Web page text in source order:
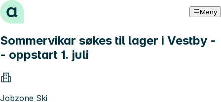
Hopp til innhold Meny
Sommervikar søkes til lager i Vestby -
- oppstart 1. juli
Jobzone Ski